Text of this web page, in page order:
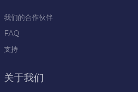
我们的合作伙伴
FAQ
支持
关于我们